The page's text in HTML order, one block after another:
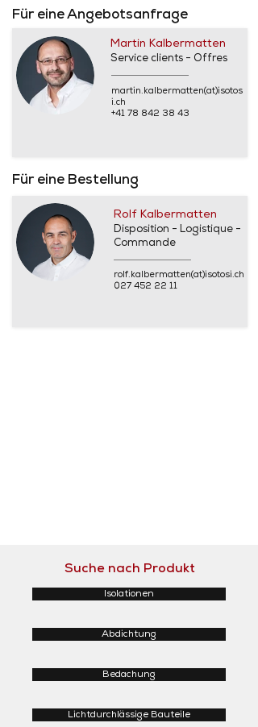
Für eine Angebotsanfrage
Martin Kalbermatten
Service clients - Offres
martin.kalbermatten(at)isotos
i.ch
+41 78 842 38 43
Für eine Bestellung
Rolf Kalbermatten
Disposition - Logistique -
Commande
rolf.kalbermatten(at)isotosi.ch
027 452 22 11
Suche nach Produkt
Isolationen
Abdichtung
Bedachung
Lichtdurchlässige Bauteile